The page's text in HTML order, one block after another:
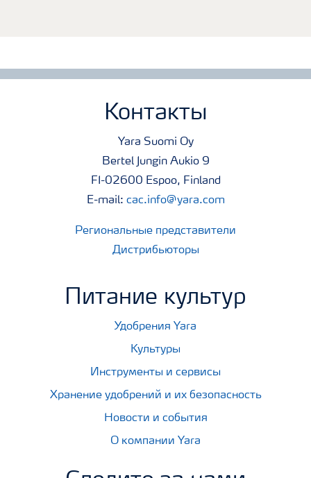
Контакты
Yara Suomi Oy
Bertel Jungin Aukio 9
FI-02600 Espoo, Finland
E-mail: cac.info@yara.com
Региональные представители
Дистрибьюторы
Питание культур
Удобрения Yara
Культуры
Инструменты и сервисы
Хранение удобрений и их безопасность
Новости и события
О компании Yara